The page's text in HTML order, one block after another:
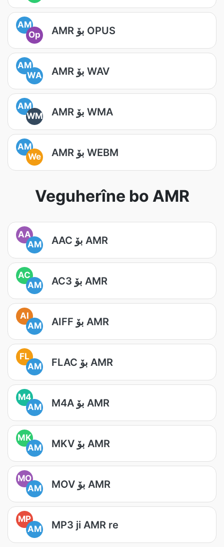
AM
Op
AMR بۆ OPUS
AM
WA
AMR بۆ WAV
AM
WM
AMR بۆ WMA
AM
We
AMR بۆ WEBM
Veguherîne bo AMR
AA
AM
AAC بۆ AMR
AC
AM
AC3 بۆ AMR
AI
AM
AIFF بۆ AMR
FL
AM
FLAC بۆ AMR
M4
AM
M4A بۆ AMR
MK
AM
MKV بۆ AMR
MO
AM
MOV بۆ AMR
MP
AM
MP3 ji AMR re